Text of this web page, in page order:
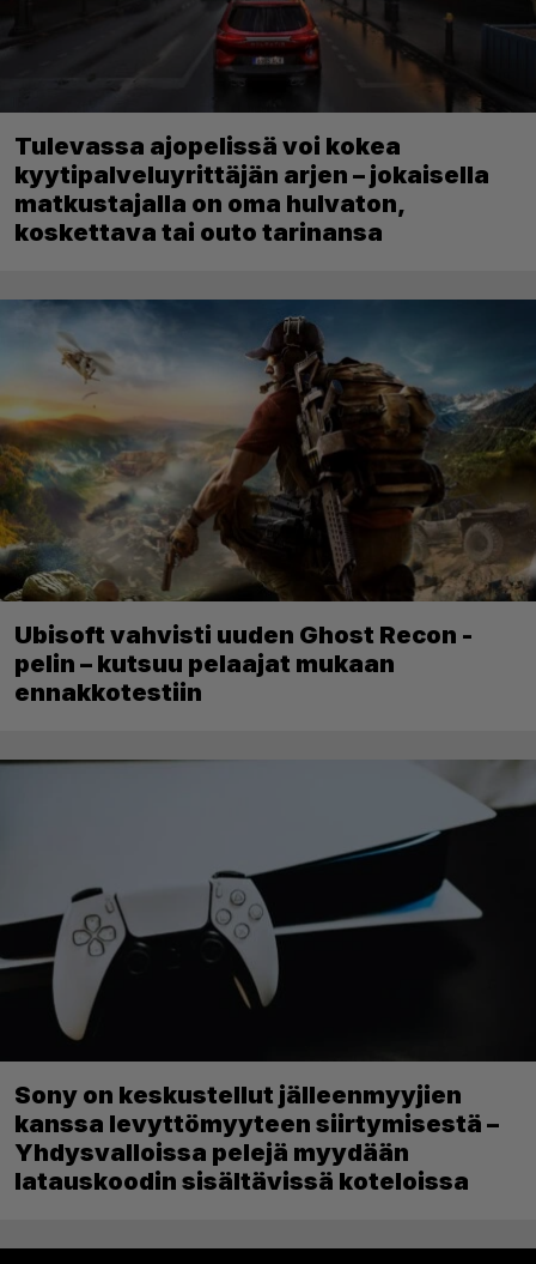
Tulevassa ajopelissä voi kokea
kyytipalveluyrittäjän arjen – jokaisella
matkustajalla on oma hulvaton,
koskettava tai outo tarinansa
Ubisoft vahvisti uuden Ghost Recon -
pelin – kutsuu pelaajat mukaan
ennakkotestiin
Sony on keskustellut jälleenmyyjien
kanssa levyttömyyteen siirtymisestä –
Yhdysvalloissa pelejä myydään
latauskoodin sisältävissä koteloissa